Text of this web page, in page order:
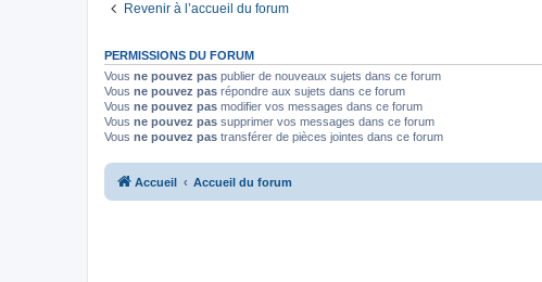
Revenir à l’accueil du forum
PERMISSIONS DU FORUM
Vous ne pouvez pas publier de nouveaux sujets dans ce forum
Vous ne pouvez pas répondre aux sujets dans ce forum
Vous ne pouvez pas modifier vos messages dans ce forum
Vous ne pouvez pas supprimer vos messages dans ce forum
Vous ne pouvez pas transférer de pièces jointes dans ce forum
Accueil Accueil du forum